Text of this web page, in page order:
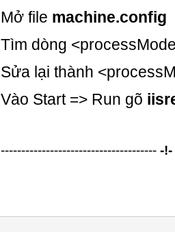
Mở file machine.config
Tìm dòng
Sửa lại thành
Vào Start => Run gõ
-------------------------------------- -